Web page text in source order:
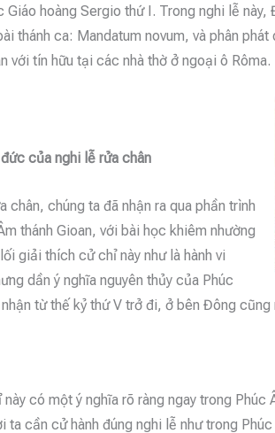
hoàng Sergio thứ I. Trong nghi lễ này,
thánh ca: Mandatum novum, và phân
với tín hữu tại các nhà thờ ở ngoại ô Rôma.
của nghi lễ rửa chân
chân, chúng ta đã nhận ra qua phần trình
thánh Gioan, với bài học khiêm nhường
giải thích cử chỉ này như là hành vi
dần ý nghĩa nguyên thủy của Phúc
từ thế kỷ thứ V trở đi, ở bên Đông cũng
có một ý nghĩa rõ ràng ngay trong Phúc
ta cần cử hành đúng nghi lễ như trong